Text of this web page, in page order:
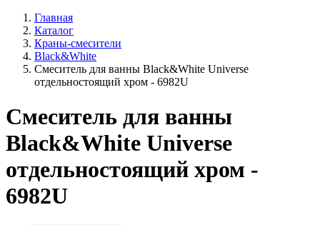
Главная
Каталог
Краны-смесители
Black&White
Смеситель для ванны Black&White Universe
отдельностоящий хром - 6982U
Смеситель для ванны
Black&White Universe
отдельностоящий хром -
6982U